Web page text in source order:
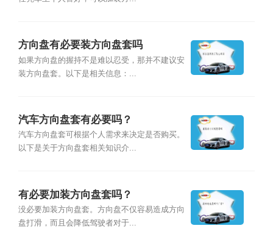
方向盘有必要装方向盘套吗
如果方向盘的握持不是难以忍受，那并不建议安
装方向盘套。以下是相关信息：...
汽车方向盘套有必要吗？
汽车方向盘套可根据个人需求来决定是否购买。
以下是关于方向盘套相关知识介...
有必要加装方向盘套吗？
没必要加装方向盘套。方向盘不仅容易造成方向
盘打滑，而且会降低驾驶者对于...